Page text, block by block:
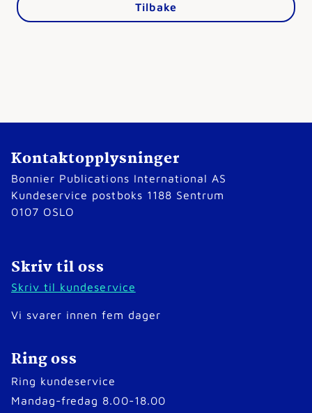
Tilbake
Kontaktopplysninger
Bonnier Publications International AS
Kundeservice postboks 1188 Sentrum
0107 OSLO
Skriv til oss
Skriv til kundeservice
Vi svarer innen fem dager
Ring oss
Ring kundeservice
Mandag-fredag 8.00-18.00